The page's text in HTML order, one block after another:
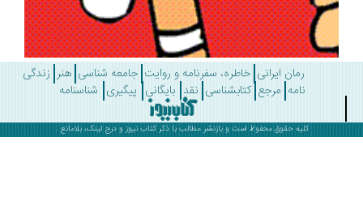
رمان ایرانی خاطره، سفرنامه و روایت جامعه شناسی هنر زندگی
مرجع کتابشناسی نقد بایگانی پیگیری شناسنامه
کلیه حقوق محفوظ است و بازنشر مطالب با ذکرکتاب نیوز و درج لینک، بلامانع .